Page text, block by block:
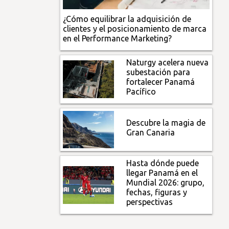
¿Cómo equilibrar la adquisición de
clientes y el posicionamiento de marca
en el Performance Marketing?
Naturgy acelera nueva
subestación para
fortalecer Panamá
Pacífico
Descubre la magia de
Gran Canaria
Hasta dónde puede
llegar Panamá en el
Mundial 2026: grupo,
fechas, figuras y
perspectivas